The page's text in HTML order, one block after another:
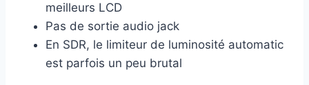
meilleurs LCD
Pas de sortie audio jack
En SDR, le limiteur de luminosité automatic
est parfois un peu brutal